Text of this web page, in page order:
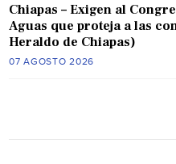
Chiapas – Exigen al
Aguas que proteja a las
Heraldo de Chiapas)
07 AGOSTO 2026